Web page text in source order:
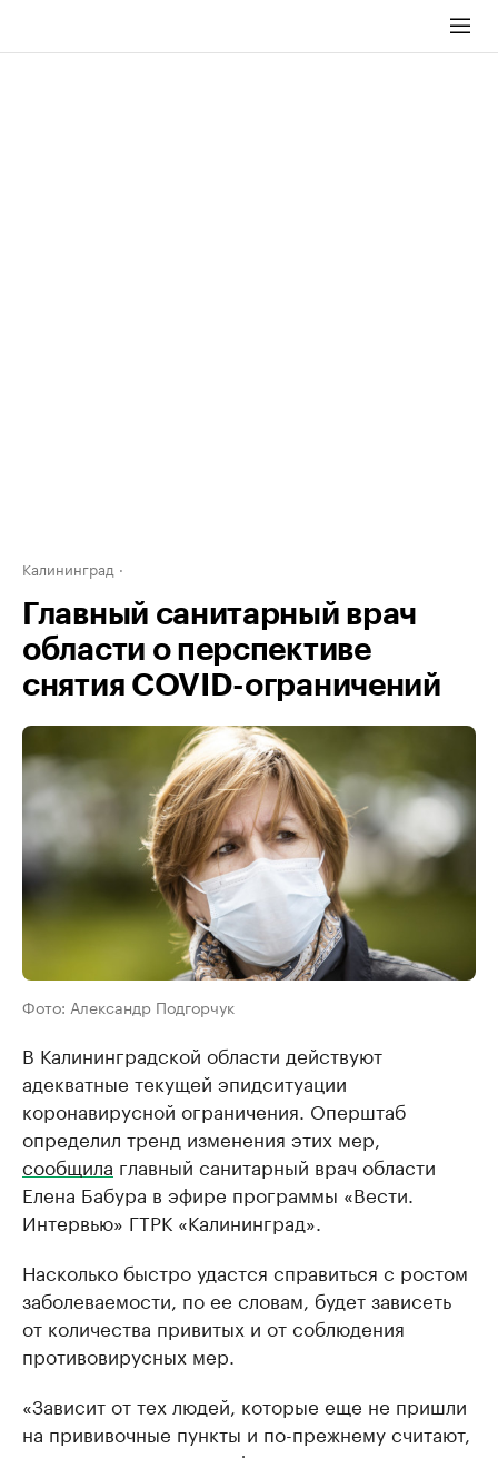
Калининград
Главный санитарный врач
области о перспективе
снятия COVID-ограничений
Фото: Александр Подгорчук
В Калининградской области действуют
адекватные текущей эпидситуации
коронавирусной ограничения. Оперштаб
определил тренд изменения этих мер,
сообщила главный санитарный врач области
Елена Бабура в эфире программы «Вести.
Интервью» ГТРК «Калининград».
Насколько быстро удастся справиться с ростом
заболеваемости, по ее словам, будет зависеть
от количества привитых и от соблюдения
противовирусных мер.
«Зависит от тех людей, которые еще не пришли
на прививочные пункты и по-прежнему считают,